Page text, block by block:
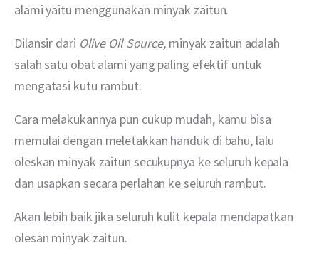
alami yaitu menggunakan minyak zaitun.
Dilansir dari Olive Oil Source, minyak zaitun adalah
salah satu obat alami yang paling efektif untuk
mengatasi kutu rambut.
Cara melakukannya pun cukup mudah, kamu bisa
memulai dengan meletakkan handuk di bahu, lalu
oleskan minyak zaitun secukupnya ke seluruh kepala
dan usapkan secara perlahan ke seluruh rambut.
Akan lebih baik jika seluruh kulit kepala mendapatkan
olesan minyak zaitun.